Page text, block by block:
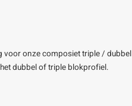
Alle poten & onderstellen
voor onze composiet triple / dubbel
dubbel of triple blokprofiel.